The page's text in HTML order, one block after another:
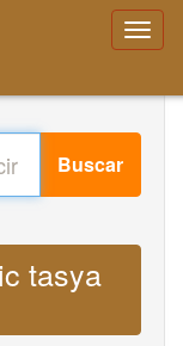
Buscar
tasya